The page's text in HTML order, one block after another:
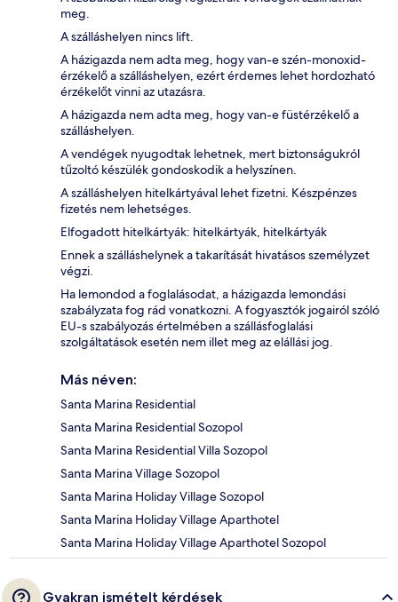
meg.
A szálláshelyen nincs lift.
A házigazda nem adta meg, hogy van-e szén-monoxid-
érzékelő a szálláshelyen, ezért érdemes lehet hordozható
érzékelőt vinni az utazásra.
A házigazda nem adta meg, hogy van-e füstérzékelő a
szálláshelyen.
A vendégek nyugodtak lehetnek, mert biztonságukról
tűzoltó készülék gondoskodik a helyszínen.
A szálláshelyen hitelkártyával lehet fizetni. Készpénzes
fizetés nem lehetséges.
Elfogadott hitelkártyák: hitelkártyák, hitelkártyák
Ennek a szálláshelynek a takarítását hivatásos személyzet
végzi.
Ha lemondod a foglalásodat, a házigazda lemondási
szabályzata fog rád vonatkozni. A fogyasztók jogairól szóló
EU-s szabályozás értelmében a szállásfoglalási
szolgáltatások esetén nem illet meg az elállási jog.
Más néven:
Santa Marina Residential
Santa Marina Residential Sozopol
Santa Marina Residential Villa Sozopol
Santa Marina Village Sozopol
Santa Marina Holiday Village Sozopol
Santa Marina Holiday Village Aparthotel
Santa Marina Holiday Village Aparthotel Sozopol
Gyakran ismételt kérdések